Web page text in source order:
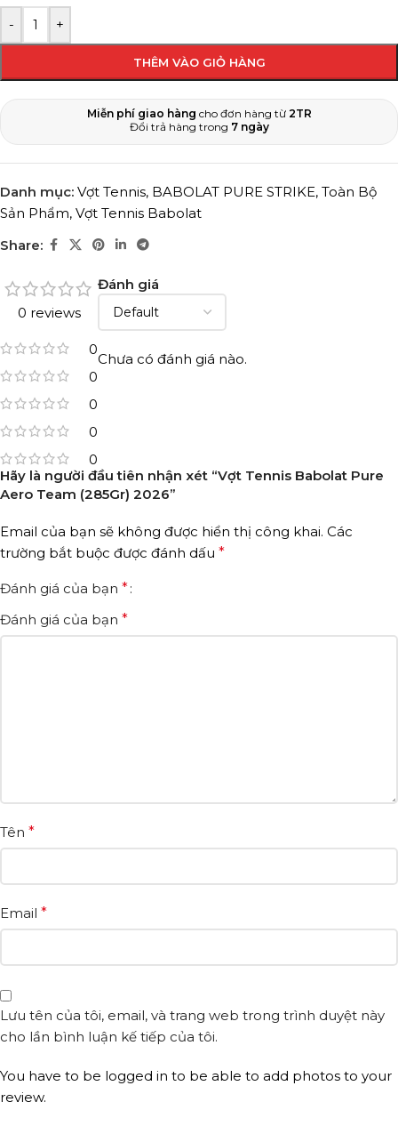
- +
THÊM VÀO GIỎ HÀNG
Miễn phí giao hàng cho đơn hàng từ 2TR
Đổi trả hàng trong 7 ngày
Danh mục: Vợt Tennis, BABOLAT PURE STRIKE, Toàn Bộ
Sản Phẩm, Vợt Tennis Babolat
Share:
0 reviews
0
0
0
0
0
Đánh giá
Chưa có đánh giá nào.
Hãy là người đầu tiên nhận xét “Vợt Tennis Babolat Pure
Aero Team (285Gr) 2026”
Email của bạn sẽ không được hiển thị công khai. Các
trường bắt buộc được đánh dấu *
Đánh giá của bạn *
Đánh giá của bạn *
Tên *
Email *
Lưu tên của tôi, email, và trang web trong trình duyệt này
cho lần bình luận kế tiếp của tôi.
You have to be logged in to be able to add photos to your
review.